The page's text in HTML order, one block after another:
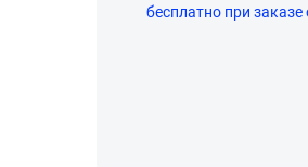
бесплатно при заказе